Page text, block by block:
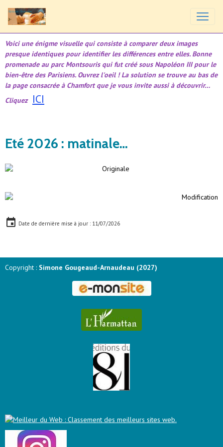
Voici une énigme visuelle qui consiste à comparer deux images
presque identiques pour identifier les différences entre elles. Bonne
promenade au parc Montsouris qui fut créé sous Napoléon III pour le
bien-être des Parisiens. Ouvrez l'oeil ! La solution se trouve au bas de
la page consacrée à Chamfort que je vous invite aussi à découvrir…
Cliquez ICI
Eté 2026 : matinale…
Date de dernière mise à jour : 11/07/2026
Copyright : Simone Gougeaud-Arnaudeau (2027)